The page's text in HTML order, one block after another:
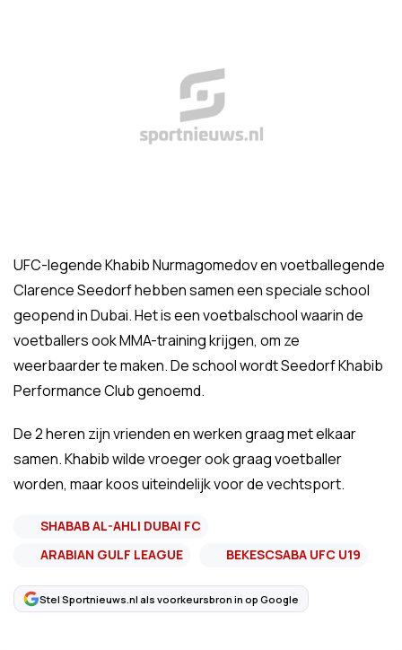
UFC-legende Khabib Nurmagomedov en voetballegende
Clarence Seedorf hebben samen een speciale school
geopend in Dubai. Het is een voetbalschool waarin de
voetballers ook MMA-training krijgen, om ze
weerbaarder te maken. De school wordt Seedorf Khabib
Performance Club genoemd.
De 2 heren zijn vrienden en werken graag met elkaar
samen. Khabib wilde vroeger ook graag voetballer
worden, maar koos uiteindelijk voor de vechtsport.
SHABAB AL-AHLI DUBAI FC
ARABIAN GULF LEAGUE
BEKESCSABA UFC U19
Stel Sportnieuws.nl als voorkeursbron in op Google